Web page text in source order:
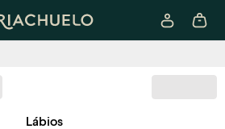
Lábios